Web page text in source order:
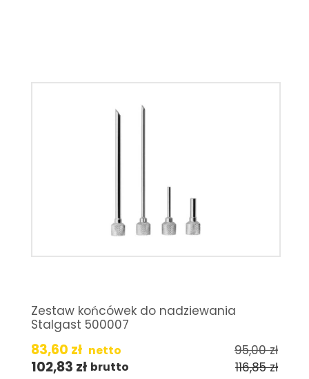
Zestaw końcówek do nadziewania
Stalgast 500007
83,60 zł netto 95,00zł
102,83 zł brutto 116,85zł